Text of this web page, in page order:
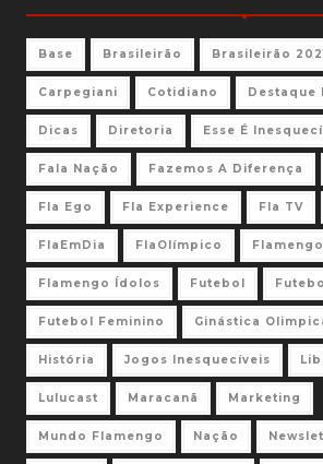
Base Brasileirão Brasileirão 2021
Carpegiani Cotidiano Destaque
Dicas Diretoria Esse É
Fala Nação Fazemos A Diferença
Fla Ego Fla Experience Fla TV
FlaEmDia FlaOlímpico
Flamengo Ídolos Futebol
Futebol Feminino Ginástica
História Jogos Inesquecíveis
Lulucast Maracanã Marketing
Mundo Flamengo Nação